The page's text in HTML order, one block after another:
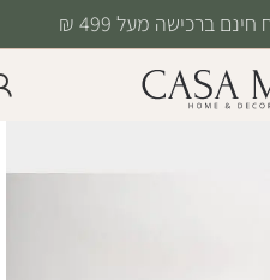
ברכישה מעל 499 ₪